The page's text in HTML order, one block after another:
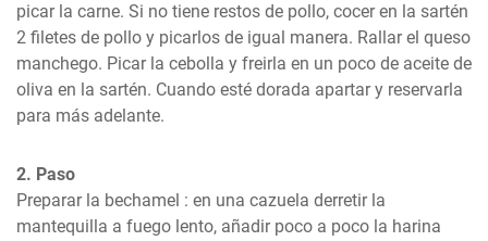
picar la carne. Si no tiene restos de pollo, cocer en la sartén
2 filetes de pollo y picarlos de igual manera. Rallar el queso
manchego. Picar la cebolla y freirla en un poco de aceite de
oliva en la sartén. Cuando esté dorada apartar y reservarla
para más adelante.
2. Paso
Preparar la bechamel : en una cazuela derretir la
mantequilla a fuego lento, añadir poco a poco la harina